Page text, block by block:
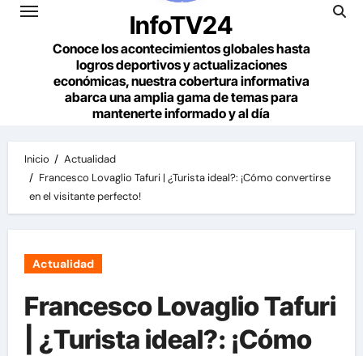
InfoTV24
Conoce los acontecimientos globales hasta
logros deportivos y actualizaciones
económicas, nuestra cobertura informativa
abarca una amplia gama de temas para
mantenerte informado y al día
Inicio
Actualidad
Francesco Lovaglio Tafuri | ¿Turista ideal?: ¡Cómo convertirse
en el visitante perfecto!
Actualidad
Francesco Lovaglio Tafuri
| ¿Turista ideal?: ¡Cómo